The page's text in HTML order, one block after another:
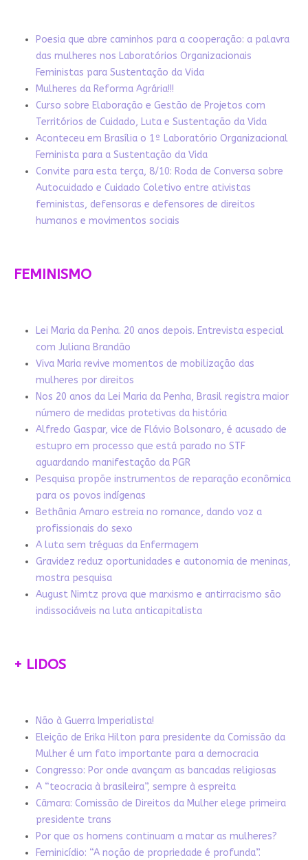
Poesia que abre caminhos para a cooperação: a palavra
das mulheres nos Laboratórios Organizacionais
Feministas para Sustentação da Vida
Mulheres da Reforma Agrária!!!
Curso sobre Elaboração e Gestão de Projetos com
Territórios de Cuidado, Luta e Sustentação da Vida
Aconteceu em Brasília o 1º Laboratório Organizacional
Feminista para a Sustentação da Vida
Convite para esta terça, 8/10: Roda de Conversa sobre
Autocuidado e Cuidado Coletivo entre ativistas
feministas, defensoras e defensores de direitos
humanos e movimentos sociais
FEMINISMO
Lei Maria da Penha. 20 anos depois. Entrevista especial
com Juliana Brandão
Viva Maria revive momentos de mobilização das
mulheres por direitos
Nos 20 anos da Lei Maria da Penha, Brasil registra maior
número de medidas protetivas da história
Alfredo Gaspar, vice de Flávio Bolsonaro, é acusado de
estupro em processo que está parado no STF
aguardando manifestação da PGR
Pesquisa propõe instrumentos de reparação econômica
para os povos indígenas
Bethânia Amaro estreia no romance, dando voz a
profissionais do sexo
A luta sem tréguas da Enfermagem
Gravidez reduz oportunidades e autonomia de meninas,
mostra pesquisa
August Nimtz prova que marxismo e antirracismo são
indissociáveis na luta anticapitalista
+ LIDOS
Não à Guerra Imperialista!
Eleição de Erika Hilton para presidente da Comissão da
Mulher é um fato importante para a democracia
Congresso: Por onde avançam as bancadas religiosas
A “teocracia à brasileira”, sempre à espreita
Câmara: Comissão de Direitos da Mulher elege primeira
presidente trans
Por que os homens continuam a matar as mulheres?
Feminicídio: “A noção de propriedade é profunda”.